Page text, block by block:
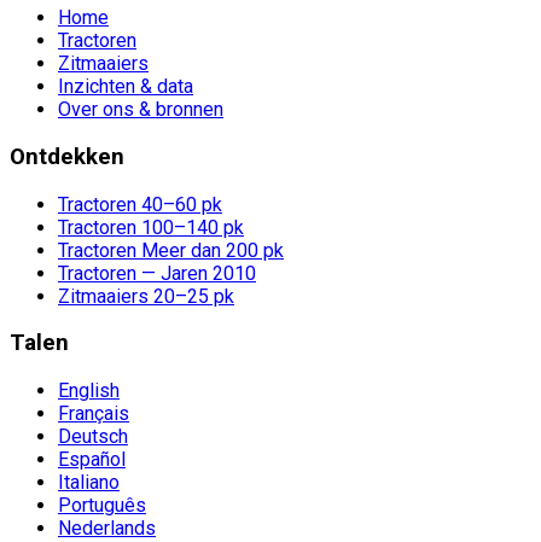
Home
Tractoren
Zitmaaiers
Inzichten & data
Over ons & bronnen
Ontdekken
Tractoren 40–60 pk
Tractoren 100–140 pk
Tractoren Meer dan 200 pk
Tractoren — Jaren 2010
Zitmaaiers 20–25 pk
Talen
English
Français
Deutsch
Español
Italiano
Português
Nederlands